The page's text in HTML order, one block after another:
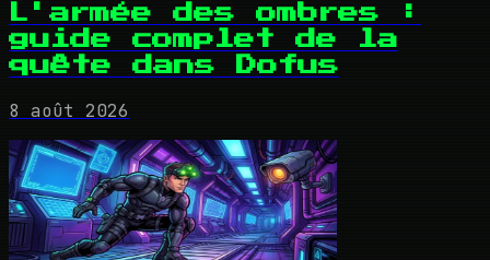
L'armée des ombres :
guide complet de la
quête dans Dofus
8 août 2026